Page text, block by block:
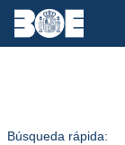
Búsqueda rápida: